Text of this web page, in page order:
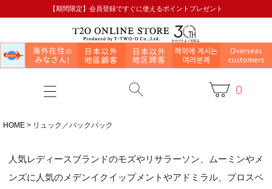
【期間限定】会員登録ですぐに使えるポイントプレゼント
0
HOME リュック／バックパック
人気レディースブランドのモズやリサラーソン、ムーミンやメ
ンズに人気のメデンイクイップメントやアドミラル、プロスペ